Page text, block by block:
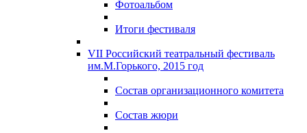
Фотоальбом
Итоги фестиваля
VII Российский театральный фестиваль
им.М.Горького, 2015 год
Состав организационного комитета
Состав жюри